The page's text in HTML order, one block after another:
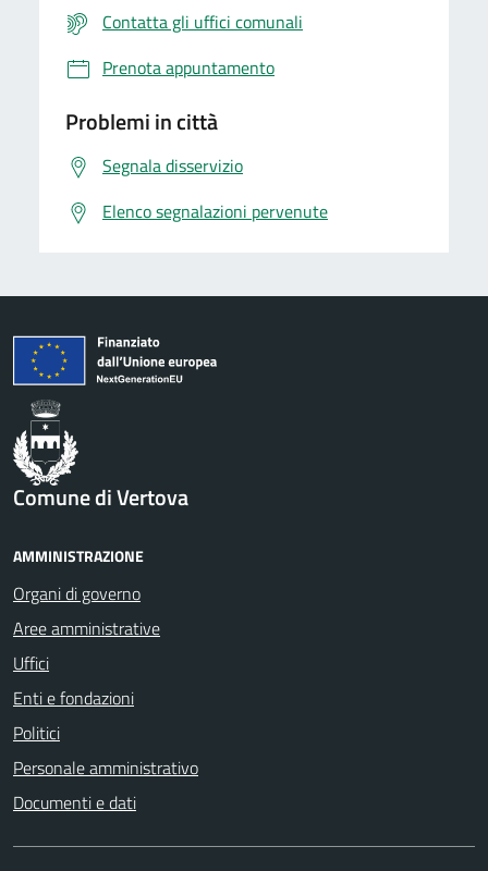
Contatta gli uffici comunali
Prenota appuntamento
Problemi in città
Segnala disservizio
Elenco segnalazioni pervenute
Comune di Vertova
AMMINISTRAZIONE
Organi di governo
Aree amministrative
Uffici
Enti e fondazioni
Politici
Personale amministrativo
Documenti e dati